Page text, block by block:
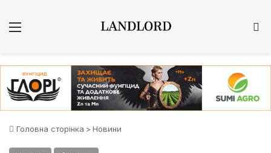
Головна сторінка > Новини